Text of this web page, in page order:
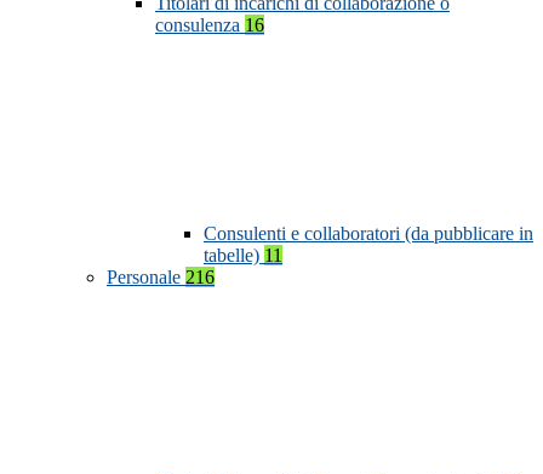
consulenza 16
Consulenti e collaboratori (da pubblicare in
tabelle) 11
Personale 216